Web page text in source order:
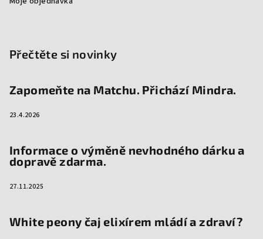
Přečtěte si novinky
Zapomeňte na Matchu. Přichází Mindra.
23.4.2026
Informace o výměně nevhodného dárku a
dopravě zdarma.
27.11.2025
White peony čaj elixírem mládí a zdraví?